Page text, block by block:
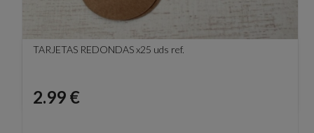
TARJETAS REDONDAS x25 uds ref.
Precio
2.99 €